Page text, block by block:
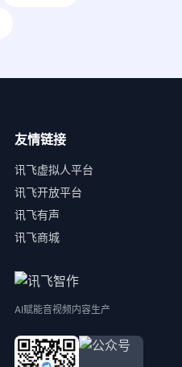
友情链接
讯飞虚拟人平台
讯飞开放平台
讯飞有声
讯飞商城
AI赋能音视频内容生产